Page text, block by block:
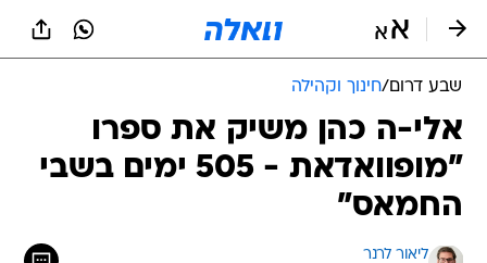
שבע דרום/חינוך וקהילה
אלי-ה כהן משיק את ספרו
"מופוואדאת - 505 ימים בשבי
החמאס"
ליאור לרנר